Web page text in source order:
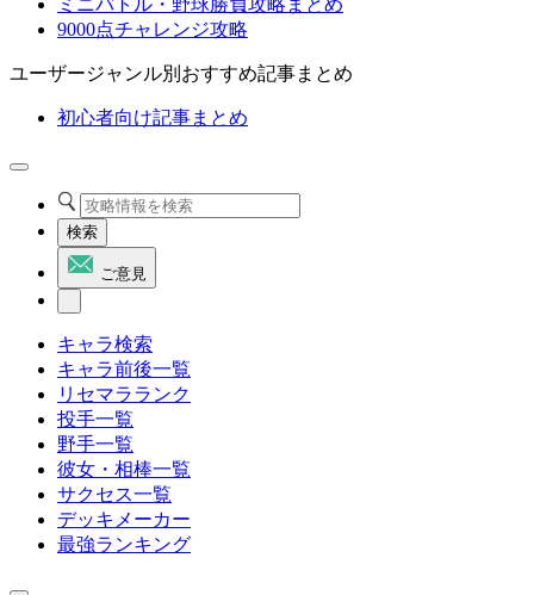
ミニバトル・野球勝負攻略まとめ
9000点チャレンジ攻略
ユーザージャンル別おすすめ記事まとめ
初心者向け記事まとめ
検索
ご意見
キャラ検索
キャラ前後一覧
リセマラランク
投手一覧
野手一覧
彼女・相棒一覧
サクセス一覧
デッキメーカー
最強ランキング